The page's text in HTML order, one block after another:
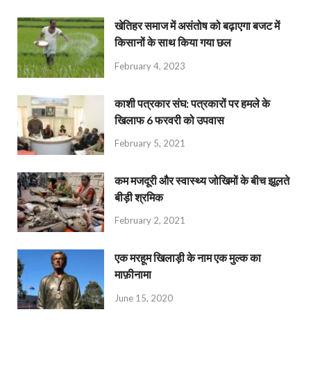
खेतिहर समाज में असंतोष को बढ़ाएगा बजट में
किसानों के साथ किया गया छल
February 4, 2023
काशी पत्रकार संघ: पत्रकारों पर हमले के
खिलाफ 6 फरवरी को उपवास
February 5, 2021
कम मजदूरी और स्वास्थ्य जोखिमों के बीच झूलते
बीड़ी श्रमिक
February 2, 2021
एक मरहूम खिलाड़ी के नाम एक मुल्क का
माफ़ीनामा
June 15, 2020